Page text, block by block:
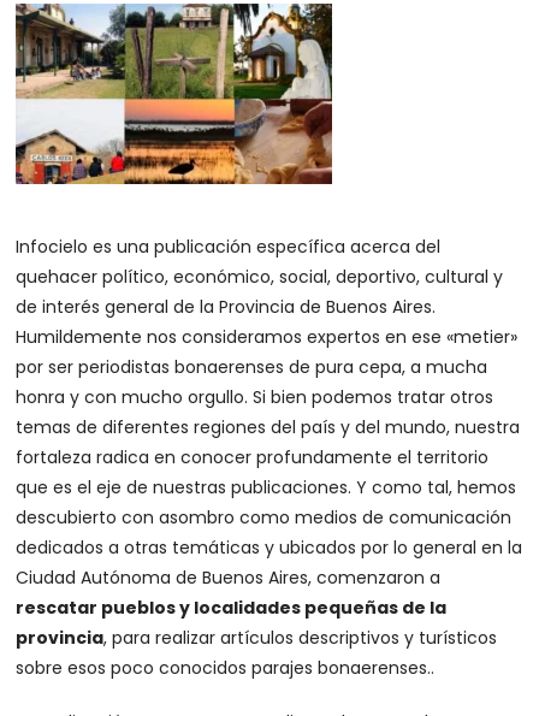
Infocielo es una publicación específica acerca del
quehacer político, económico, social, deportivo, cultural y
de interés general de la Provincia de Buenos Aires.
Humildemente nos consideramos expertos en ese «metier»
por ser periodistas bonaerenses de pura cepa, a mucha
honra y con mucho orgullo. Si bien podemos tratar otros
temas de diferentes regiones del país y del mundo, nuestra
fortaleza radica en conocer profundamente el territorio
que es el eje de nuestras publicaciones. Y como tal, hemos
descubierto con asombro como medios de comunicación
dedicados a otras temáticas y ubicados por lo general en la
Ciudad Autónoma de Buenos Aires, comenzaron a
rescatar pueblos y localidades pequeñas de la
provincia, para realizar artículos descriptivos y turísticos
sobre esos poco conocidos parajes bonaerenses..